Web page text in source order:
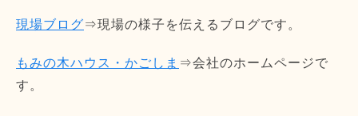
現場ブログ⇒現場の様子を伝えるブログです。
もみの木ハウス・かごしま ⇒会社のホームページで
す。